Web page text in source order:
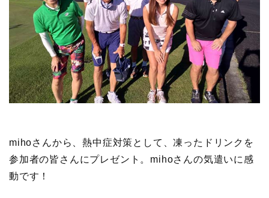
mihoさんから、熱中症対策として、凍ったドリンクを
参加者の皆さんにプレゼント。mihoさんの気遣いに感
動です！